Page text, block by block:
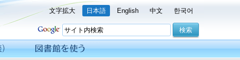
文字拡大 日本語 English 中文 한국어